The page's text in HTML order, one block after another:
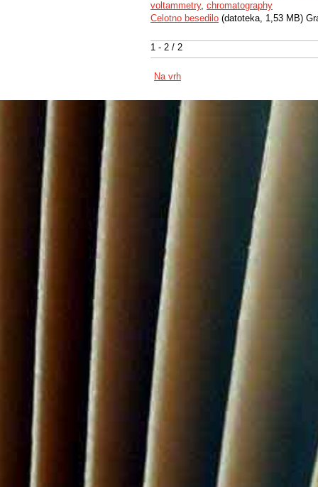
1 - 2 / 2
voltammetry, chromatography
Celotno besedilo (datoteka, 1,53 MB)
Na vrh